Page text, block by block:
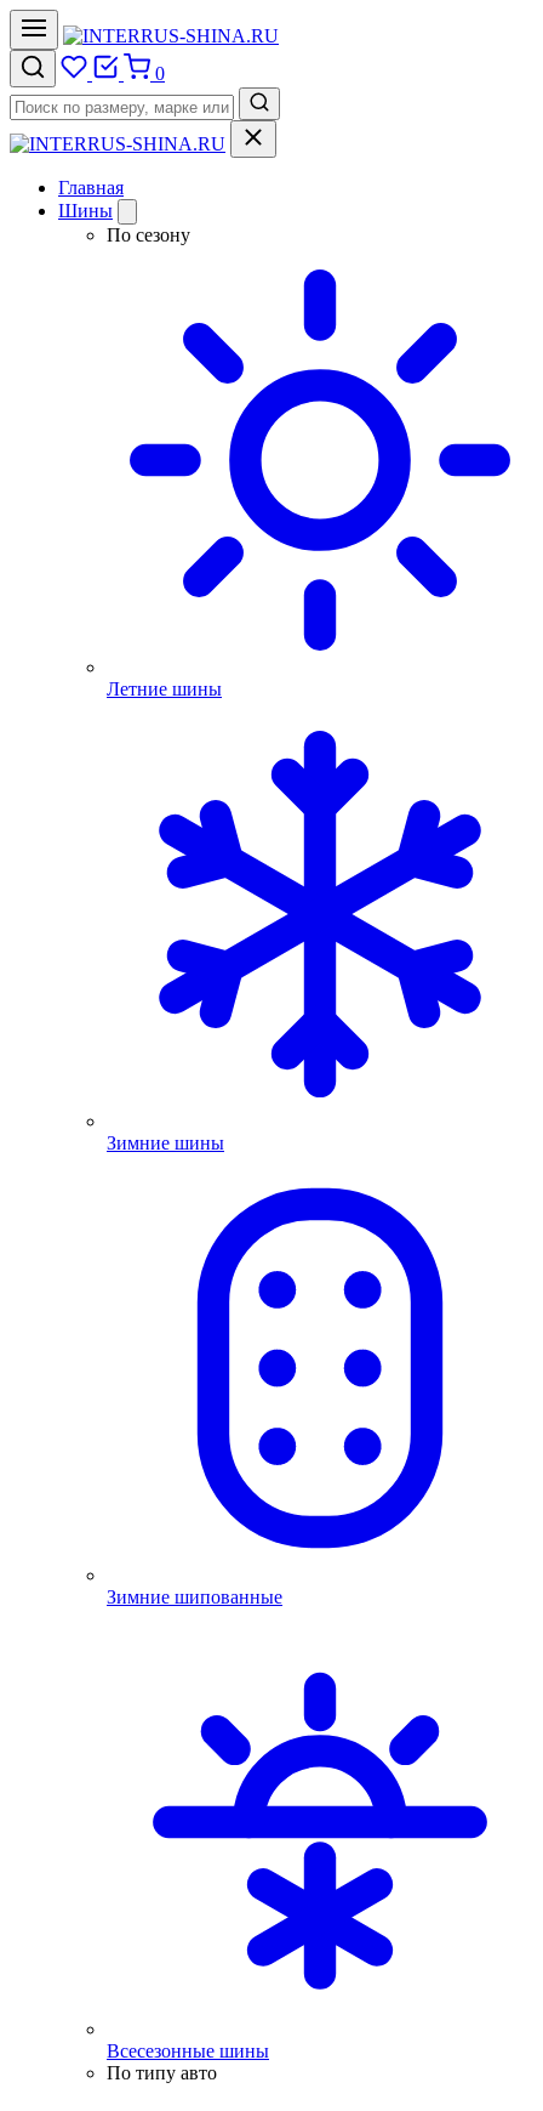
0
Главная
Шины
По сезону
Летние шины
Зимние шины
Зимние шипованные
Всесезонные шины
По типу авто